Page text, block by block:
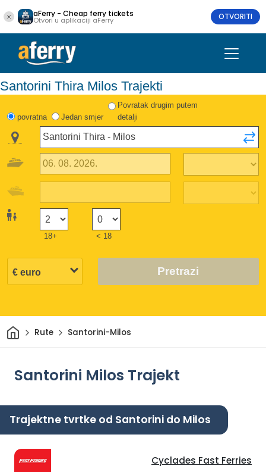
aFerry - Cheap ferry tickets
Otvori u aplikaciji aFerry OTVORITI
Santorini Thira Milos Trajekti
povratna Jedan smjer
Povratak drugim putem
detalji
18+ < 18
Pretrazi
DomRute Santorini-Milos
Santorini Milos Trajekt
Trajektne tvrtke od Santorini do Milos
Cyclades Fast Ferries